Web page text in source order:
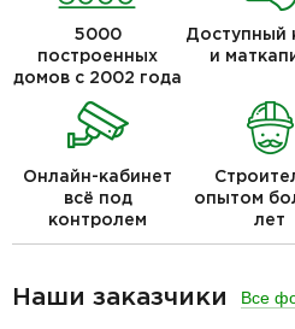
5000
построенных
домов с 2002 года
Доступный
и
Онлайн-кабинет
всё под
контролем
опытом
лет
Наши заказчики Все